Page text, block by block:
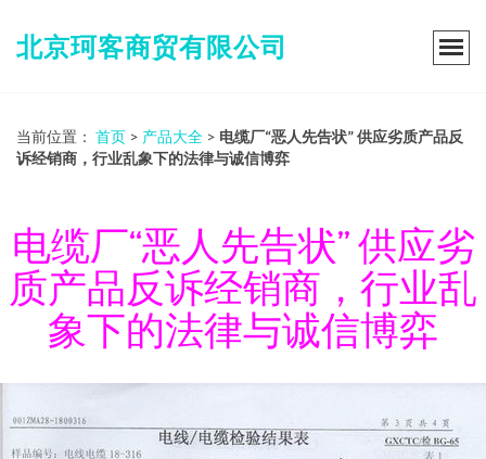
北京珂客商贸有限公司
当前位置： 首页 > 产品大全 > 电缆厂“恶人先告状” 供应劣质产品反
诉经销商，行业乱象下的法律与诚信博弈
电缆厂“恶人先告状” 供应劣
质产品反诉经销商，行业乱
象下的法律与诚信博弈